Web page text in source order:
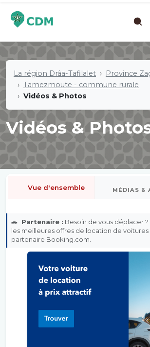
La région Drâa-Tafilalet
Province
Tamezmoute - commune rurale
Vidéos & Photos
Vidéos &
Vue d'ensemble MÉDIAS &
🚗 Partenaire : Besoin de vous déplacer
les meilleures offres de location de
partenaire Booking.com.